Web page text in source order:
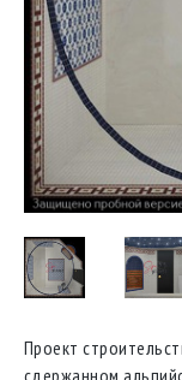
Проект
сдержанном